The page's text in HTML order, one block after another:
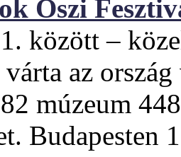
Őszi
között –
az
múzeum
Budapesten